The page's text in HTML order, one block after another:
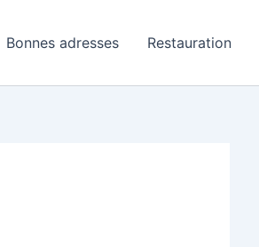
Bonnes adresses Restauration